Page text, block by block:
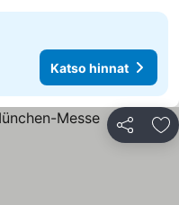
Katso hinnat
Jaa